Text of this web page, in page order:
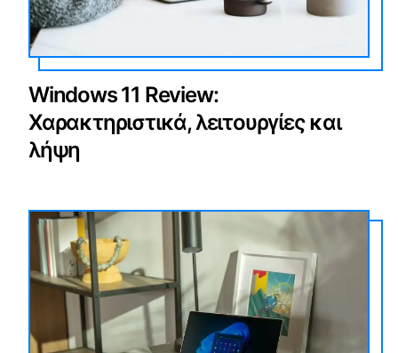
Windows 11 Review:
Χαρακτηριστικά, λειτουργίες και
λήψη